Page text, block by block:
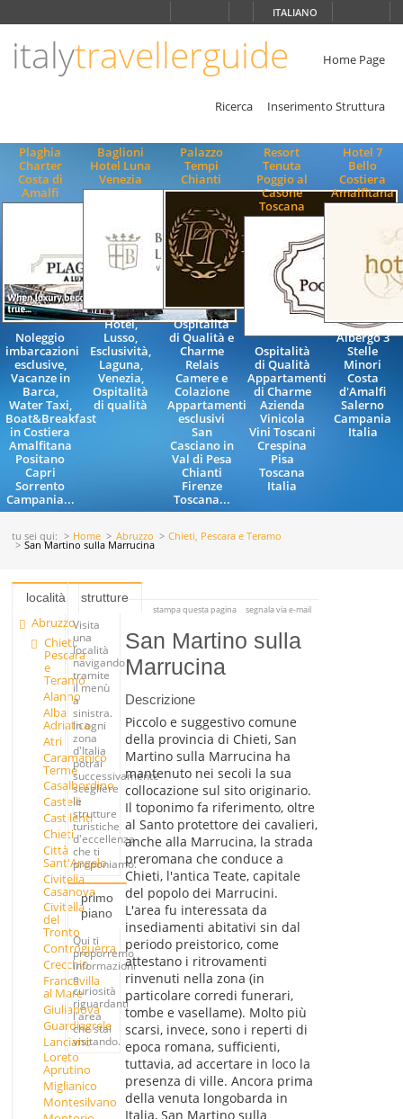
ITALIANO
italytravellerguide Home Page
Ricerca Inserimento Struttura
Plaghia
Charter
Costa di
Amalfi
Noleggio
imbarcazioni
esclusive,
Vacanze in
Barca,
Water Taxi,
Boat&Breakfast
in Costiera
Amalfitana
Positano
Capri
Sorrento
Campania...
Baglioni
Hotel Luna
Venezia
Hotel,
Lusso,
Esclusività,
Laguna,
Venezia,
Ospitalità
di qualità
Palazzo
Tempi
Chianti
Ospitalità
di Qualità e
Charme
Relais
Camere e
Colazione
Appartamenti
esclusivi
San
Casciano in
Val di Pesa
Chianti
Firenze
Toscana...
Resort
Tenuta
Poggio al
Casone
Toscana
Ospitalità
di Qualità
Appartamenti
di Charme
Azienda
Vinicola
Vini Toscani
Crespina
Pisa
Toscana
Italia
Hotel 7
Bello
Costiera
Amalfitana
Albergo 3
Stelle
Minori
Costa
d'Amalfi
Salerno
Campania
Italia
tu sei qui: Home Abruzzo Chieti, Pescara e Teramo
San Martino sulla Marrucina
località
Abruzzo
Chieti,
Pescara
e
Teramo
Alanno
Alba
Adriatica
Atri
Caramanico
Terme
Casalbordino
Castelli
Castilenti
Chieti
Città
Sant'Angelo
Civitella
Casanova
Civitella
del
Tronto
Controguerra
Crecchio
Francavilla
al Mare
Giulianova
Guardiagrele
Lanciano
Loreto
Aprutino
Miglianico
Montesilvano
strutture
Visita
una
località
navigando
tramite
il menù
a
sinistra.
In ogni
zona
d'Italia
potrai
successivamente
scegliere
le
strutture
turistiche
d'eccellenza
che ti
proponiamo.
primo
piano
Qui ti
proporremo
informazioni
e
curiosità
riguardanti
l'area
che stai
visitando.
stampa questa pagina segnala via e-mail
San Martino sulla
Marrucina
Descrizione
Piccolo e suggestivo comune
della provincia di Chieti, San
Martino sulla Marrucina ha
mantenuto nei secoli la sua
collocazione sul sito originario.
Il toponimo fa riferimento, oltre
al Santo protettore dei cavalieri,
anche alla Marrucina, la strada
preromana che conduce a
Chieti, l'antica Teate, capitale
del popolo dei Marrucini.
L'area fu interessata da
insediamenti abitativi sin dal
periodo preistorico, come
attestano i ritrovamenti
rinvenuti nella zona (in
particolare corredi funerari,
tombe e vasellame). Molto più
scarsi, invece, sono i reperti di
epoca romana, sufficienti,
tuttavia, ad accertare in loco la
presenza di ville. Ancora prima
della venuta longobarda in
Italia, San Martino sulla
lingua
ITALIANO
ENGLISH